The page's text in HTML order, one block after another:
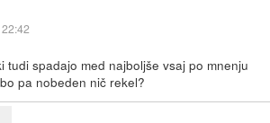
tudi spadajo med najboljše vsaj po mnenju
pa nobeden nič rekel?